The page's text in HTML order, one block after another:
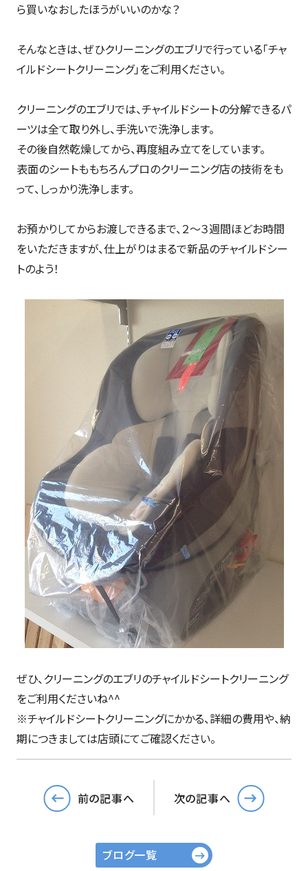
ら買いなおしたほうがいいのかな？
そんなときは、ぜひクリーニングのエブリで行っている「チャ
イルドシートクリーニング」をご利用ください。
クリーニングのエブリでは、チャイルドシートの分解できるパ
ーツは全て取り外し、手洗いで洗浄します。
その後自然乾燥してから、再度組み立てをしています。
表面のシートももちろんプロのクリーニング店の技術をも
って、しっかり洗浄します。
お預かりしてからお渡しできるまで、２～３週間ほどお時間
をいただきますが、仕上がりはまるで新品のチャイルドシー
トのよう！
ぜひ、クリーニングのエブリのチャイルドシートクリーニング
をご利用くださいね^^
※チャイルドシートクリーニングにかかる、詳細の費用や、納
期につきましては店頭にてご確認ください。
前の記事へ 次の記事へ
ブログ一覧